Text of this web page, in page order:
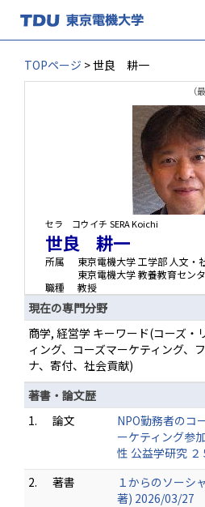
TOPページ > 世良 耕一
（
セラ コウイチ SERA Koichi
世良 耕一
所属
東京電機大学 工学部 人文・
東京電機大学 教養教育セン
職種
教授
現在の専門分野
商学, 経営学 キーワード(コーズ・
ィング、コーズマーケティング、
ナ、寄付、社会貢献)
著書・論文歴
1.
論文
NPO勤務者のコ
ーケティング参
性 公益学研究
2.
著書
１からのソーシ
著) 2026/03/27